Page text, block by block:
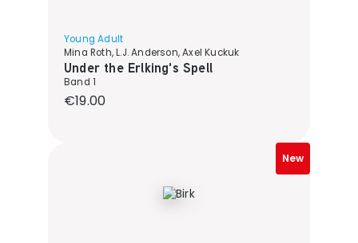
Young Adult
Mina Roth, L.J. Anderson, Axel Kuckuk
Under the Erlking's Spell
Band 1
Regular price:
€19.00
New